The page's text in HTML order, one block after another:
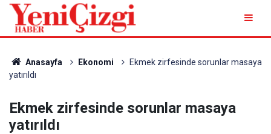
Anasayfa Ekonomi
Ekmek zirfesinde sorunlar masaya
yatırıldı
Ekmek zirfesinde sorunlar masaya
yatırıldı